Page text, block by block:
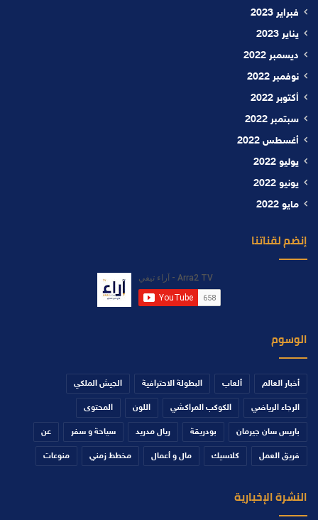
فبراير 2023
يناير 2023
ديسمبر 2022
نوفمبر 2022
أكتوبر 2022
سبتمبر 2022
أغسطس 2022
يوليو 2022
يونيو 2022
مايو 2022
إنضم لقناتنا
الوسوم
أخبار العالم ألعاب البطولة الاحترافية الجيش الملكي
الرجاء الرياضي الكوكب المراكشي اللون المحتوى
باريس سان جيرمان بودريقة ريال مدريد سياحة و سفر عن
فريق العمل كلاسيك مال و أعمال مخطط زمني منوعات
النشرة الإخبارية